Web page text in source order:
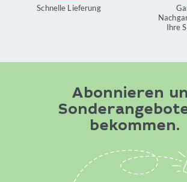
Schnelle Lieferung
Ihre
Abonnieren
bekommen.